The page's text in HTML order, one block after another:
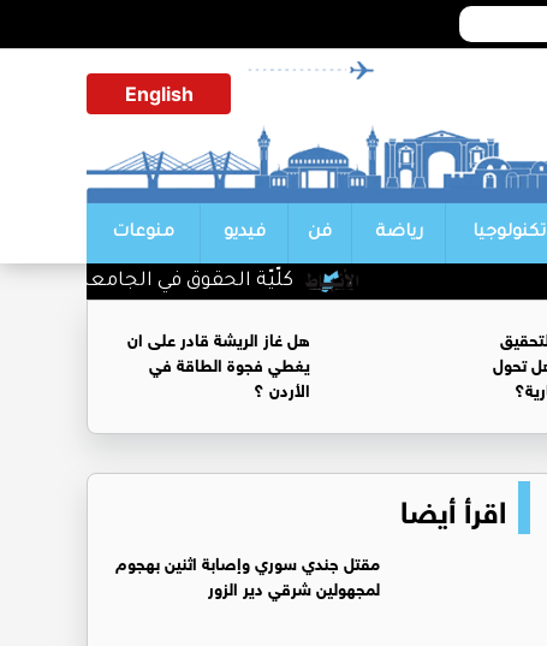
English
تكنولوجيا رياضة فن فيديو منوعات
كلّيّة الحقوق في الجامعة الأردنيّة تُواصل
تحول
هل غاز الريشة قادر على ان
يغطي فجوة الطاقة في
الأردن ؟
اقرأ أيضا
مقتل جندي سوري وإصابة اثنين بهجوم
لمجهولين شرقي دير الزور